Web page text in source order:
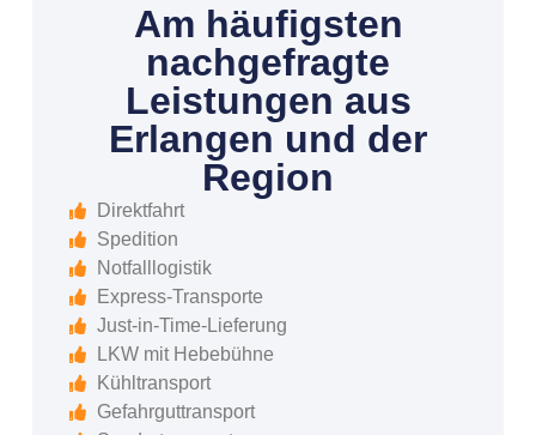
Am häufigsten
nachgefragte
Leistungen aus
Erlangen und der
Region
Direktfahrt
Spedition
Notfalllogistik
Express-Transporte
Just-in-Time-Lieferung
LKW mit Hebebühne
Kühltransport
Gefahrguttransport